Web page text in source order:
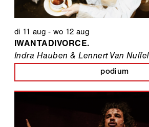
di 11 aug - wo 12 aug
IWANTADIVORCE.
Indra Hauben & Lennert Van Nuffel
podium